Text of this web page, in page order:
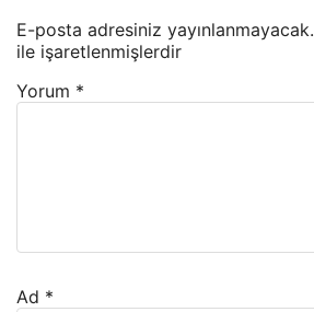
E-posta adresiniz yayınlanmayacak.
ile işaretlenmişlerdir
Yorum *
Ad *